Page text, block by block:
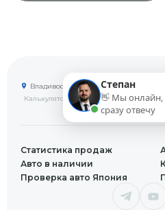
Калькуляторы Блог ДоговорОплата
Контакты
Владивосток
Статистика продаж
Авто в наличии
Проверка авто Япония
Степан
👋 Мы онлайн,
сразу отвечу